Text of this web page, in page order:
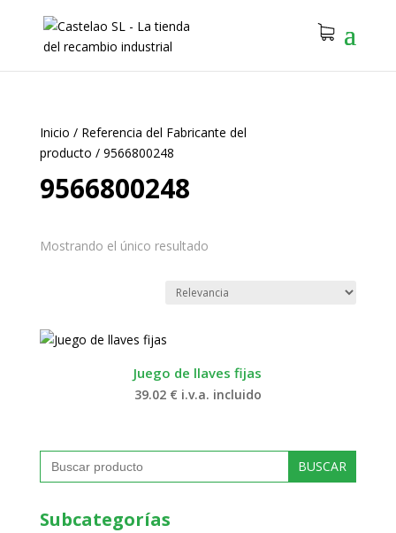
Inicio / Referencia del Fabricante del
producto / 9566800248
9566800248
Mostrando el único resultado
Juego de llaves fijas
39.02 € i.v.a. incluido
Buscar:
Subcategorías